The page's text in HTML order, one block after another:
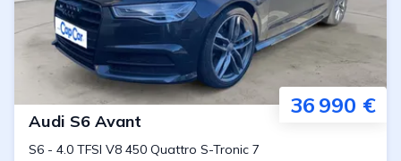
36 990 €
Audi S6 Avant
S6 - 4.0 TFSI V8 450 Quattro S-Tronic 7